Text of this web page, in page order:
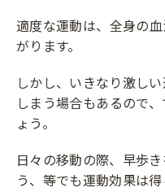
適度な運動は、全身の
がります。
しかし、いきなり激し
しまう場合もあるので
ょう。
日々の移動の際、早歩
う、等でも運動効果は得